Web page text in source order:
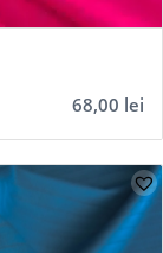
68,00 lei